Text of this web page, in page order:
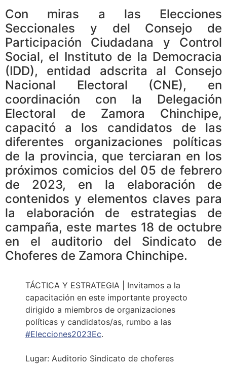
Con miras a las Elecciones
Seccionales y del Consejo de
Participación Ciudadana y Control
Social, el Instituto de la Democracia
(IDD), entidad adscrita al Consejo
Nacional Electoral (CNE), en
coordinación con la Delegación
Electoral de Zamora Chinchipe,
capacitó a los candidatos de las
diferentes organizaciones políticas
de la provincia, que terciaran en los
próximos comicios del 05 de febrero
de 2023, en la elaboración de
contenidos y elementos claves para
la elaboración de estrategias de
campaña, este martes 18 de octubre
en el auditorio del Sindicato de
Choferes de Zamora Chinchipe.
TÁCTICA Y ESTRATEGIA | Invitamos a la
capacitación en este importante proyecto
dirigido a miembros de organizaciones
políticas y candidatos/as, rumbo a las
#Elecciones2023Ec.
Lugar: Auditorio Sindicato de choferes